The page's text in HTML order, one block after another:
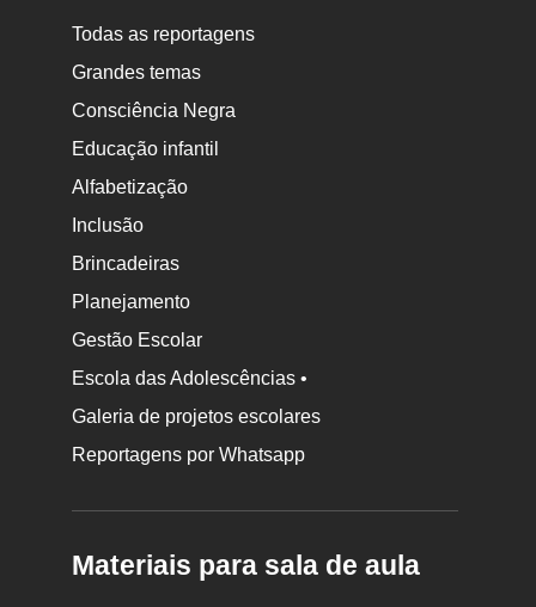
Todas as reportagens
Grandes temas
Consciência Negra
Educação infantil
Alfabetização
Inclusão
Brincadeiras
Planejamento
Gestão Escolar
Escola das Adolescências •
Galeria de projetos escolares
Reportagens por Whatsapp
Materiais para sala de aula